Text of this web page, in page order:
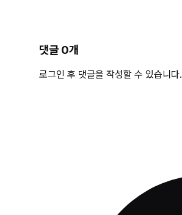
댓글 0개
로그인 후 댓글을 작성할 수 있습니다.